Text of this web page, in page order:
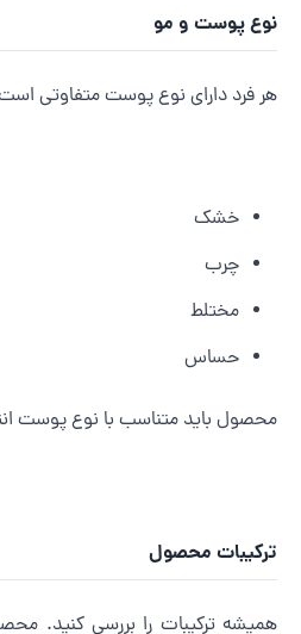
پوست و مو
فرد دارای نوع پوست متفاوتی است:
خشک
چرب
مختلط
حساس
باید متناسب با نوع پوست
محصول
ترکیبات را بررسی کنید.